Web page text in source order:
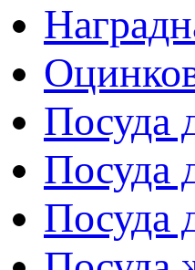
Посуда
Посуда
Посуда